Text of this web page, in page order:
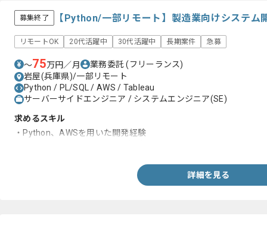
募集終了 【Python/一部リモート】製造業向けシステム
リモートOK 20代活躍中 30代活躍中 長期案件 急募
〜75万円／月 業務委託(フリーランス)
岩屋(兵庫県)/一部リモート
Python / PL/SQL / AWS / Tableau
サーバーサイドエンジニア / システムエンジニア(SE)
求めるスキル
・Python、AWSを用いた開発経験
詳細を見る